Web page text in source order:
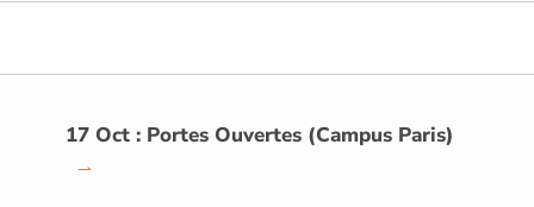
17 Oct : Portes Ouvertes (Campus Paris)
→